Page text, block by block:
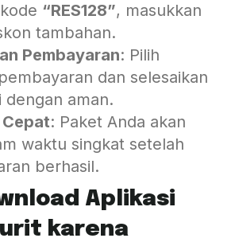
“RES128”, masukkan
tambahan.
Pembayaran: Pilih
dan selesaikan
dengan aman.
: Paket Anda akan
waktu singkat setelah
berhasil.
Aplikasi
karena